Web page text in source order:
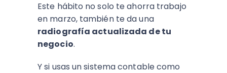
Este hábito no solo te ahorra trabajo
en marzo, también te da una
radiografía actualizada de tu
negocio.
Y si usas un sistema contable como